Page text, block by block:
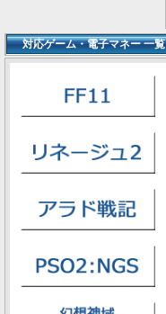
対応ゲーム・電子マネー 一覧